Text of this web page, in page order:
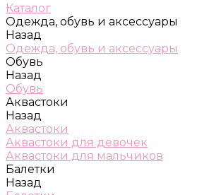
Каталог
Одежда, обувь и аксессуары
Назад
Одежда, обувь и аксессуары
Обувь
Назад
Обувь
Аквастоки
Назад
Аквастоки
Аквастоки для девочек
Аквастоки для мальчиков
Балетки
Назад